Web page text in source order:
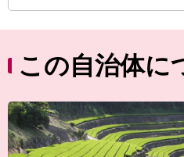
この自治体に